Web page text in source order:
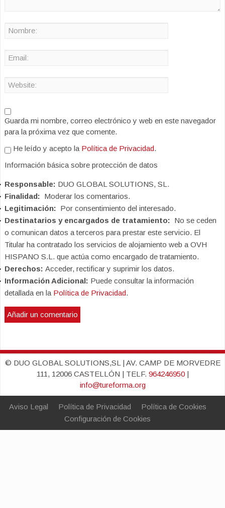
Guarda mi nombre, correo electrónico y web en este navegador
para la próxima vez que comente.
He leído y acepto la Política de Privacidad.
Información básica sobre protección de datos
Responsable: DUO GLOBAL SOLUTIONS, SL.
Finalidad: Moderar los comentarios.
Legitimación: Por consentimiento del interesado.
Destinatarios y encargados de tratamiento: No se ceden
o comunican datos a terceros para prestar este servicio. El
Titular ha contratado los servicios de alojamiento web a OVH
HISPANO S.L. que actúa como encargado de tratamiento.
Derechos: Acceder, rectificar y suprimir los datos.
Información Adicional: Puede consultar la información
detallada en la Política de Privacidad.
© DUO GLOBAL SOLUTIONS,SL | AV. CAMP DE MORVEDRE
111, 12006 CASTELLÓN | TELF. 964246950|
info@tureforma.org
Aviso Legal Política de Privacidad
Política de Cookies
Configuración de Cookies